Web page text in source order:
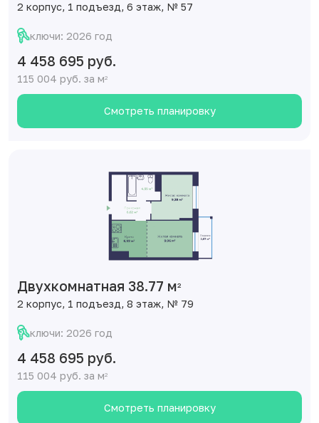
2 корпус, 1 подъезд, 6 этаж, № 57
ключи: 2026 год
4 458 695 руб.
115 004 руб. за м2
Смотреть планировку
Двухкомнатная 38.77 м2
2 корпус, 1 подъезд, 8 этаж, № 79
ключи: 2026 год
4 458 695 руб.
115 004 руб. за м2
Смотреть планировку